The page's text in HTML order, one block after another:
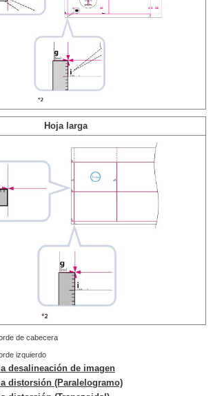
Hoja larga
de cabecera
izquierdo
desalineación de imagen
distorsión (Paralelogramo)